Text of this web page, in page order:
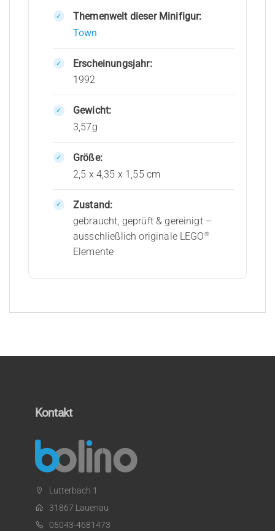
Themenwelt dieser Minifigur:
Town
Erscheinungsjahr:
1992
Gewicht:
3,57g
Größe:
2,5 x 4,35 x 1,55 cm
Zustand:
gebraucht, geprüft & gereinigt –
ausschließlich originale LEGO®
Elemente
Kontakt
Lutterbach 1
31867 Lauenau
05043-4681473